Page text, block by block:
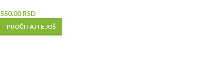
550.00RSD
PROČITAJTE JOŠ